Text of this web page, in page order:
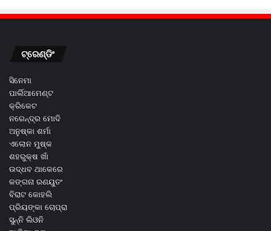
ଟ୍ରେଣ୍ଡିଂ
ସିନେମା
ପାର୍ଲିଆମେଣ୍ଟ
କ୍ରିକେଟ
ନରେନ୍ଦ୍ର ମୋଦି
ଅନୁଷ୍କା ଶର୍ମା
ଏଲୋନ ମୁଷ୍କ
ଶହରୁକ୍ଷ ଖାଁ
ଉଦ୍ଧବ ଥାକେରେ
କଙ୍ଗନା ରଣୟୁତଂ
ବିରାଟ କୋହଲି
ପ୍ରିୟଙ୍କା ଚୋପ୍ରା
ସୁନ୍ନି ଲିଓନି